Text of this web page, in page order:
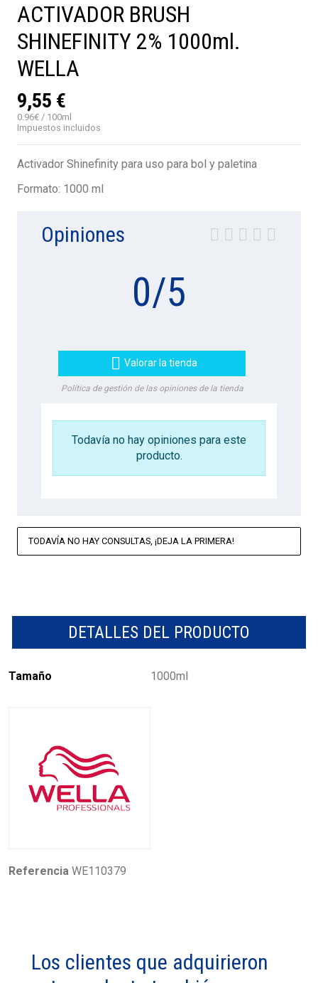
ACTIVADOR BRUSH
SHINEFINITY 2% 1000ml.
WELLA
9,55 €
0.96€ / 100ml
Impuestos incluidos
Activador Shinefinity para uso para bol y paletina
Formato: 1000 ml
Opiniones
0/5
 Valorar la tienda
Política de gestión de las opiniones de la tienda
Todavía no hay opiniones para este
producto.
TODAVÍA NO HAY CONSULTAS, ¡DEJA LA PRIMERA!
DETALLES DEL PRODUCTO
Tamaño 1000ml
Referencia WE110379
Los clientes que adquirieron